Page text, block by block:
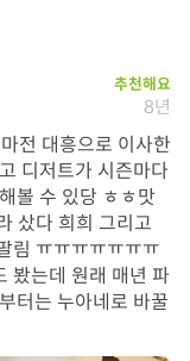
추천해요
8년
전 대흥으로 이사한
디저트가 시즌마다
볼 수 있당 ㅎㅎ맛
샀다 희희 그리고
림 ㅠㅠㅠㅠㅠㅠㅠ
봤는데 원래 매년 파
터는 누아네로 바꿀